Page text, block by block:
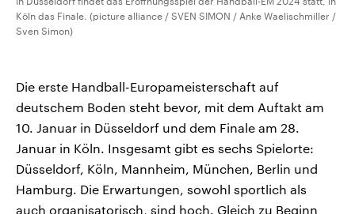
Köln das Finale. (picture alliance / SVEN SIMON / Anke Waelischmiller /
Sven Simon)
Die erste Handball-Europameisterschaft auf
deutschem Boden steht bevor, mit dem Auftakt am
10. Januar in Düsseldorf und dem Finale am 28.
Januar in Köln. Insgesamt gibt es sechs Spielorte:
Düsseldorf, Köln, Mannheim, München, Berlin und
Hamburg. Die Erwartungen, sowohl sportlich als
auch organisatorisch, sind hoch. Gleich zu Beginn